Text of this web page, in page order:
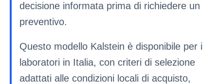
decisione informata prima di richiedere un
preventivo.
Questo modello Kalstein è disponibile per i
laboratori in Italia, con criteri di selezione
adattati alle condizioni locali di acquisto,